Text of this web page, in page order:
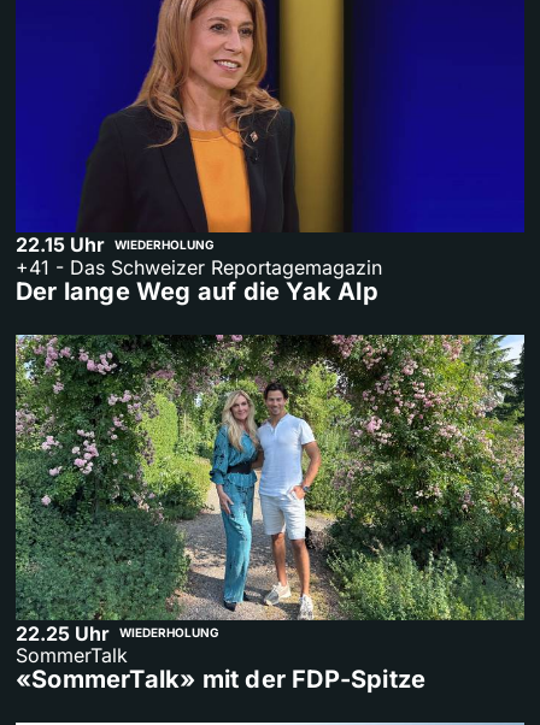
22.15 Uhr WIEDERHOLUNG
+41 - Das Schweizer Reportagemagazin
Der lange Weg auf die Yak Alp
22.25 Uhr WIEDERHOLUNG
SommerTalk
«SommerTalk» mit der FDP-Spitze